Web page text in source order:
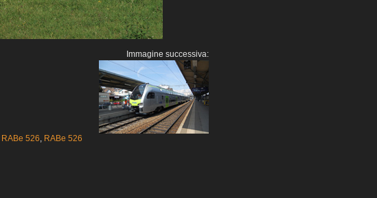
RABe 526, RABe 526
Immagine successiva: